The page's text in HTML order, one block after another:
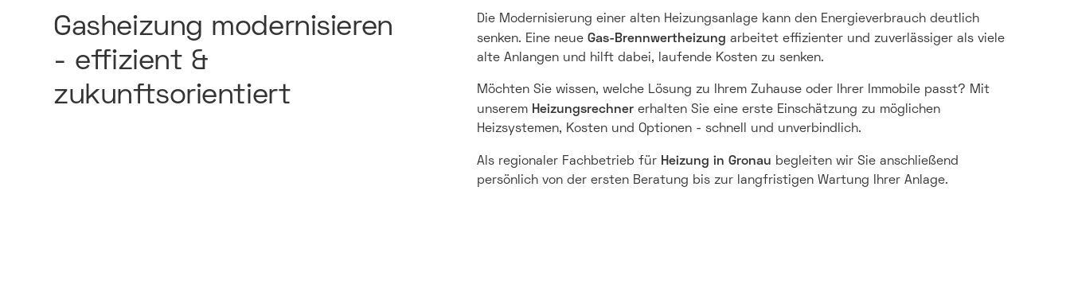
Gasheizung modernisieren
- effizient &
zukunftsorientiert
Die Modernisierung einer alten Heizungsanlage kann den Energieverbrauch deutlich
senken. Eine neueGas-Brennwertheizung arbeitet effizienter und zuverlässiger als viele
alte Anlangen und hilft dabei, laufende Kosten zu senken.
Möchten Sie wissen, welche Lösung zu Ihrem Zuhause oder Ihrer Immobile passt? Mit
unserem Heizungsrechner erhalten Sie eine erste Einschätzung zu möglichen
Heizsystemen, Kosten und Optionen - schnell und unverbindlich.
Als regionaler Fachbetrieb für Heizung in Gronau begleiten wir Sie anschließend
persönlich von der ersten Beratung bis zur langfristigen Wartung Ihrer Anlage.